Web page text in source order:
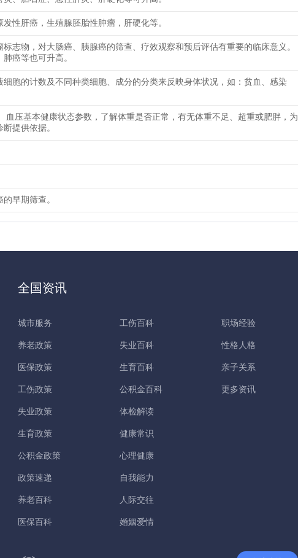
性肝癌，生殖腺胚胎性肿瘤，肝硬化等。
标志物，对大肠癌、胰腺癌的筛查、疗效观察和预后评估有重要的临床意义。
癌等也可升高。
细胞的计数及不同种类细胞、成分的分类来反映身体状况，如：贫血、感染
血压基本健康状态参数，了解体重是否正常，有无体重不足、超重或肥胖，为
提供依据。
早期筛查。
全国资讯
城市服务
养老政策
医保政策
工伤政策
失业政策
生育政策
公积金政策
政策速递
养老百科
医保百科
工伤百科
失业百科
生育百科
公积金百科
体检解读
健康常识
心理健康
自我能力
人际交往
婚姻爱情
职场经验
性格人格
亲子关系
更多资讯